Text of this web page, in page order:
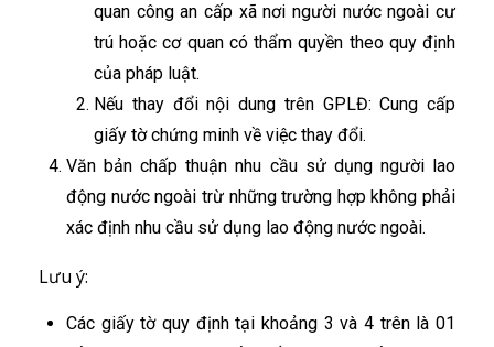
quan công an cấp xã nơi người nước ngoài cư
trú hoặc cơ quan có thẩm quyền theo quy định
của pháp luật.
Nếu thay đổi nội dung trên GPLĐ: Cung cấp
giấy tờ chứng minh về việc thay đổi.
Văn bản chấp thuận nhu cầu sử dụng người lao
động nước ngoài trừ những trường hợp không phải
xác định nhu cầu sử dụng lao động nước ngoài.
Lưu ý:
Các giấy tờ quy định tại khoảng 3 và 4 trên là 01